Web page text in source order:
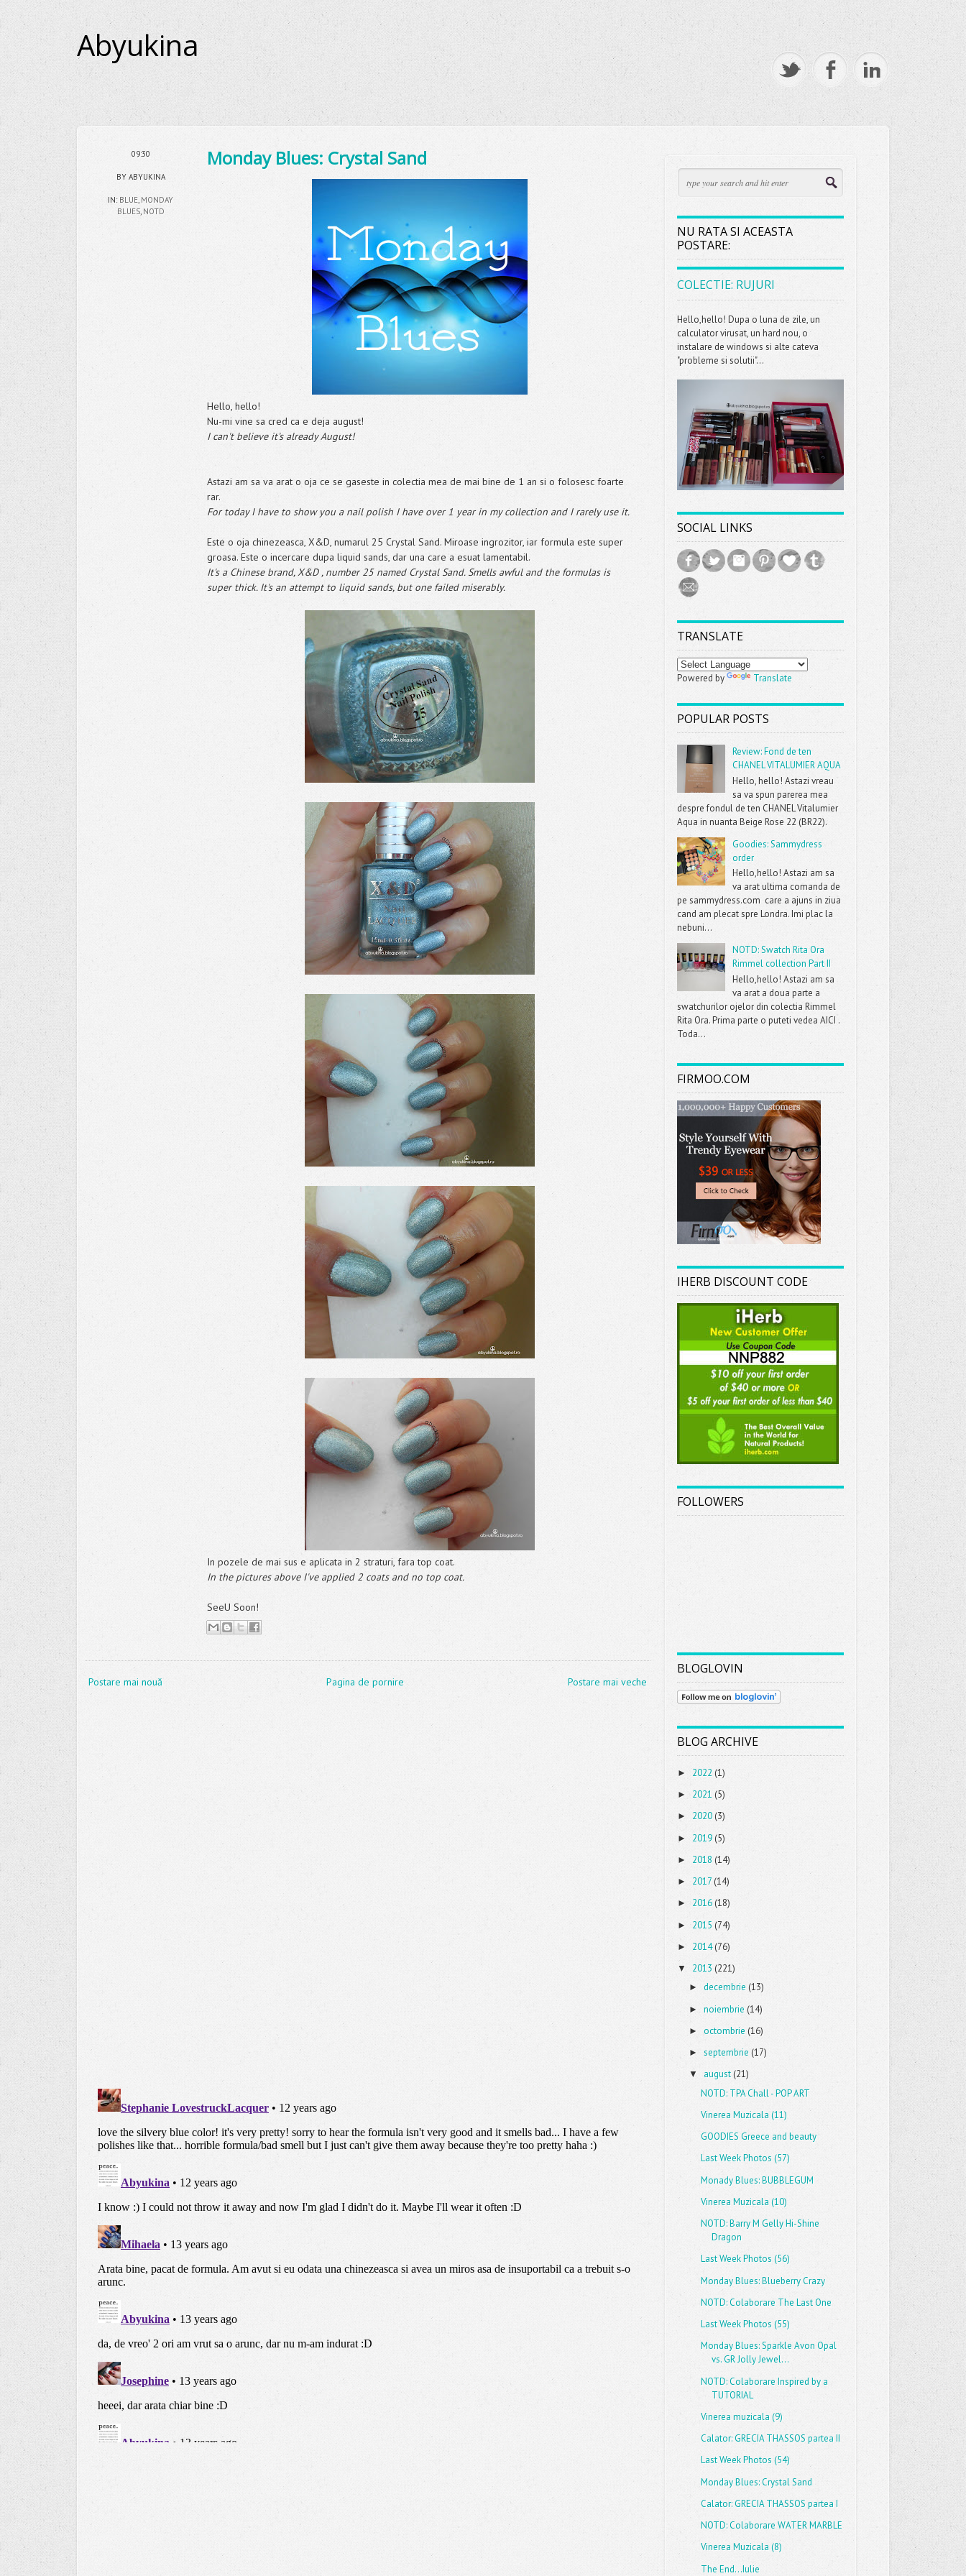
Abyukina
09:30
BY ABYUKINA
IN: BLUE, MONDAY
BLUES, NOTD
Monday Blues: Crystal Sand
Hello, hello!
Nu-mi vine sa cred ca e deja august!
I can't believe it's already August!
Astazi am sa va arat o oja ce se gaseste in colectia mea de mai bine de 1 an si o folosesc foarte
rar.
For today I have to show you a nail polish I have over 1 year in my collection and I rarely use it.
Este o oja chinezeasca, X&D, numarul 25 Crystal Sand. Miroase ingrozitor, iar formula este super
groasa. Este o incercare dupa liquid sands, dar una care a esuat lamentabil.
It's a Chinese brand, X&D , number 25 named Crystal Sand. Smells awful and the formulas is
super thick. It's an attempt to liquid sands, but one failed miserably.
In pozele de mai sus e aplicata in 2 straturi, fara top coat.
In the pictures above I've applied 2 coats and no top coat.
SeeU Soon!
Postare mai nouă Postare mai veche
Pagina de pornire
NU RATA SI ACEASTA
POSTARE:
COLECTIE: RUJURI
Hello,hello! Dupa o luna de zile, un
calculator virusat, un hard nou, o
instalare de windows si alte cateva
"probleme si solutii"...
SOCIAL LINKS
TRANSLATE
Powered by Translate
POPULAR POSTS
Review: Fond de ten
CHANEL VITALUMIER AQUA
Hello, hello! Astazi vreau
sa va spun parerea mea
despre fondul de ten CHANEL Vitalumier
Aqua in nuanta Beige Rose 22 (BR22).
Goodies: Sammydress
order
Hello,hello! Astazi am sa
va arat ultima comanda de
pe sammydress.com care a ajuns in ziua
cand am plecat spre Londra. Imi plac la
nebuni...
NOTD: Swatch Rita Ora
Rimmel collection Part II
Hello,hello! Astazi am sa
va arat a doua parte a
swatchurilor ojelor din colectia Rimmel
Rita Ora. Prima parte o puteti vedea AICI .
Toda...
FIRMOO.COM
IHERB DISCOUNT CODE
FOLLOWERS
BLOGLOVIN
BLOG ARCHIVE
► 2022 (1)
► 2021 (5)
► 2020 (3)
► 2019(5)
► 2018(14)
► 2017(14)
► 2016 (18)
► 2015 (74)
► 2014(76)
▼ 2013(221)
► decembrie (13)
► noiembrie (14)
► octombrie (16)
► septembrie (17)
▼ august(21)
NOTD: TPA Chall - POP ART
Vinerea Muzicala (11)
GOODIES Greece and beauty
Last Week Photos (57)
Monady Blues: BUBBLEGUM
Vinerea Muzicala (10)
NOTD: Barry M Gelly Hi-Shine
Dragon
Last Week Photos (56)
Monday Blues: Blueberry Crazy
NOTD: Colaborare The Last One
Last Week Photos (55)
Monday Blues: Sparkle Avon Opal
vs. GR Jolly Jewel...
NOTD: Colaborare Inspired by a
TUTORIAL
Vinerea muzicala (9)
Calator: GRECIA THASSOS partea II
Last Week Photos (54)
Monday Blues: Crystal Sand
Calator: GRECIA THASSOS partea I
NOTD: Colaborare WATER MARBLE
Vinerea Muzicala (8)
The End...Iulie